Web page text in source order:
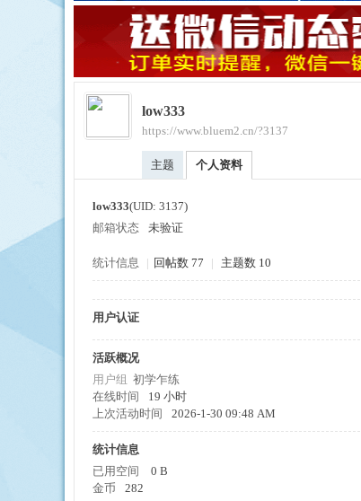
low333
https://www.bluem2.cn/?3137
主题 个人资料
low333(UID: 3137)
邮箱状态
未验证
统计信息 | 回帖数 77 | 主题数 10
用户认证
活跃概况
用户组 初学乍练
在线时间
19 小时
上次活动时间
2026-1-30 09:48 AM
统计信息
已用空间
0 B
金币
282